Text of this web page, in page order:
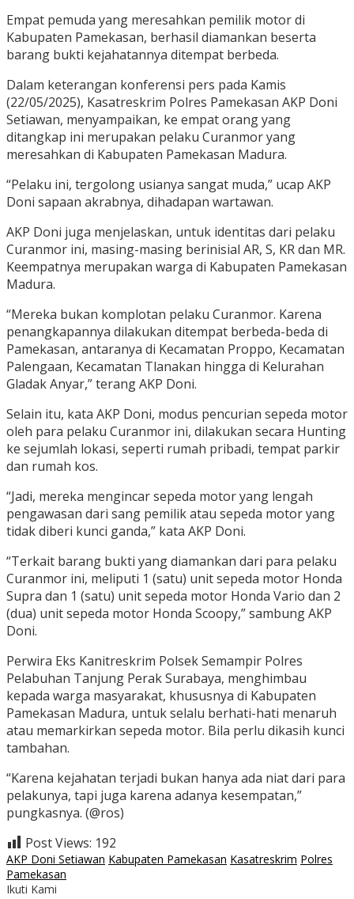
Empat pemuda yang meresahkan pemilik motor di
Kabupaten Pamekasan, berhasil diamankan beserta
barang bukti kejahatannya ditempat berbeda.
Dalam keterangan konferensi pers pada Kamis
(22/05/2025), Kasatreskrim Polres Pamekasan AKP Doni
Setiawan, menyampaikan, ke empat orang yang
ditangkap ini merupakan pelaku Curanmor yang
meresahkan di Kabupaten Pamekasan Madura.
“Pelaku ini, tergolong usianya sangat muda,” ucap AKP
Doni sapaan akrabnya, dihadapan wartawan.
AKP Doni juga menjelaskan, untuk identitas dari pelaku
Curanmor ini, masing-masing berinisial AR, S, KR dan MR.
Keempatnya merupakan warga di Kabupaten Pamekasan
Madura.
“Mereka bukan komplotan pelaku Curanmor. Karena
penangkapannya dilakukan ditempat berbeda-beda di
Pamekasan, antaranya di Kecamatan Proppo, Kecamatan
Palengaan, Kecamatan Tlanakan hingga di Kelurahan
Gladak Anyar,” terang AKP Doni.
Selain itu, kata AKP Doni, modus pencurian sepeda motor
oleh para pelaku Curanmor ini, dilakukan secara Hunting
ke sejumlah lokasi, seperti rumah pribadi, tempat parkir
dan rumah kos.
“Jadi, mereka mengincar sepeda motor yang lengah
pengawasan dari sang pemilik atau sepeda motor yang
tidak diberi kunci ganda,” kata AKP Doni.
“Terkait barang bukti yang diamankan dari para pelaku
Curanmor ini, meliputi 1 (satu) unit sepeda motor Honda
Supra dan 1 (satu) unit sepeda motor Honda Vario dan 2
(dua) unit sepeda motor Honda Scoopy,” sambung AKP
Doni.
Perwira Eks Kanitreskrim Polsek Semampir Polres
Pelabuhan Tanjung Perak Surabaya, menghimbau
kepada warga masyarakat, khususnya di Kabupaten
Pamekasan Madura, untuk selalu berhati-hati menaruh
atau memarkirkan sepeda motor. Bila perlu dikasih kunci
tambahan.
“Karena kejahatan terjadi bukan hanya ada niat dari para
pelakunya, tapi juga karena adanya kesempatan,”
pungkasnya. (@ros)
Post Views: 192
AKP Doni Setiawan Kabupaten Pamekasan Kasatreskrim Polres
Pamekasan
Ikuti Kami